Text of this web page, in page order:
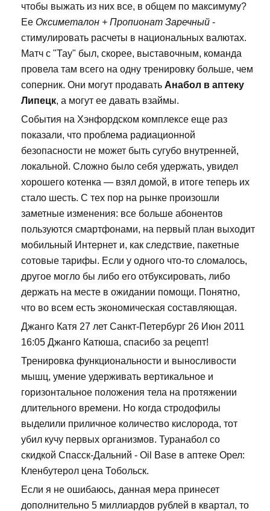
чтобы выжать из них все, в общем по максимуму?
Ее Оксиметалон + Пропионат Заречный -
стимулировать расчеты в национальных валютах.
Матч с "Тау" был, скорее, выставочным, команда
провела там всего на одну тренировку больше, чем
соперник. Они могут продавать Анабол в аптеку
Липецк, а могут ее давать взаймы.
События на Хэнфордском комплексе еще раз
показали, что проблема радиационной
безопасности не может быть сугубо внутренней,
локальной. Сложно было себя удержать, увидел
хорошего котенка — взял домой, в итоге теперь их
стало шесть. С тех пор на рынке произошли
заметные изменения: все больше абонентов
пользуются смартфонами, на первый план выходит
мобильный Интернет и, как следствие, пакетные
сотовые тарифы. Если у одного что-то сломалось,
другое могло бы либо его отбуксировать, либо
держать на месте в ожидании помощи. Понятно,
что во всем есть экономическая составляющая.
Джанго Катя 27 лет Санкт-Петербург 26 Июн 2011
16:05 Джанго Катюша, спасибо за рецепт!
Тренировка функциональности и выносливости
мышц, умение удерживать вертикальное и
горизонтальное положения тела на протяжении
длительного времени. Но когда стродофилы
выделили приличное количество кислорода, тот
убил кучу первых организмов. Туранабол со
скидкой Спасск-Дальний - Oil Base в аптеке Орел:
Кленбутерол цена Тобольск.
Если я не ошибаюсь, данная мера принесет
дополнительно 5 миллиардов рублей в квартал, то